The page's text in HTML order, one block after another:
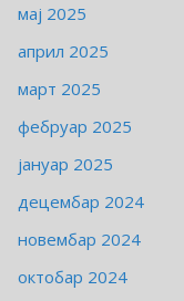
мај 2025
април 2025
март 2025
фебруар 2025
јануар 2025
децембар 2024
новембар 2024
октобар 2024